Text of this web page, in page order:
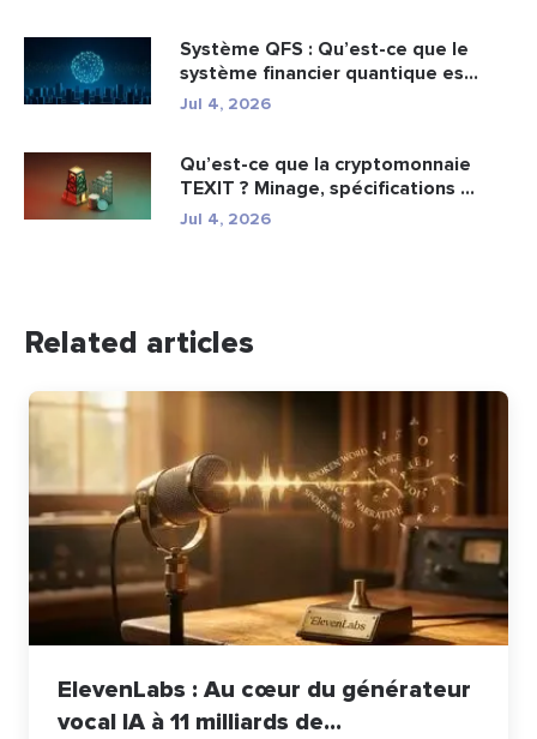
Système QFS : Qu’est-ce que le
système financier quantique es...
Jul 4, 2026
Qu’est-ce que la cryptomonnaie
TEXIT ? Minage, spécifications ...
Jul 4, 2026
Related articles
ElevenLabs : Au cœur du générateur
vocal IA à 11 milliards de...